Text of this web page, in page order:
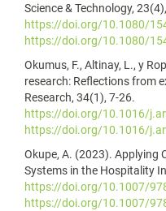
Science & Technology,
https://doi.org/10.1080/
https://doi.org/10.1080/
Okumus, F., Altinay, L., y
research: Reflections from
Research, 34(1), 7-26.
https://doi.org/10.1016/
https://doi.org/10.1016/
Okupe, A. (2023). Applying
Systems in the Hospitality
https://doi.org/10.1007/
https://doi.org/10.1007/